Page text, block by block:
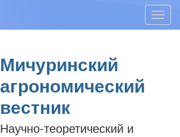
Мичуринский
агрономический
вестник
Научно-теоретический и